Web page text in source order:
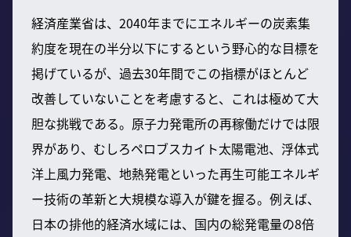
経済産業省は、2040年までにエネルギーの炭素集
約度を現在の半分以下にするという野心的な目標を
掲げているが、過去30年間でこの指標がほとんど
改善していないことを考慮すると、これは極めて大
胆な挑戦である。原子力発電所の再稼働だけでは限
界があり、むしろペロブスカイト太陽電池、浮体式
洋上風力発電、地熱発電といった再生可能エネルギ
ー技術の革新と大規模な導入が鍵を握る。例えば、
日本の排他的経済水域には、国内の総発電量の8倍